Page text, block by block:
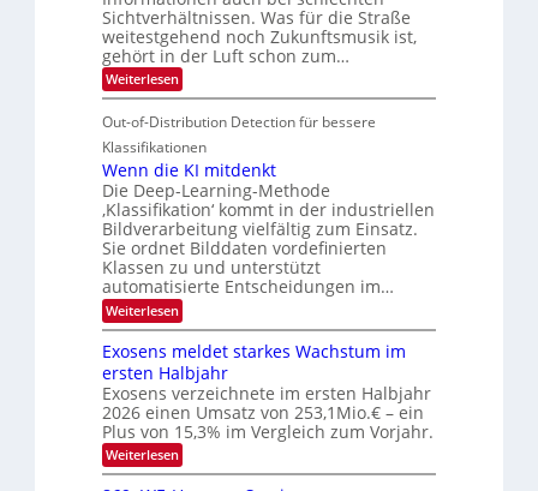
u
n
d
M
a
n
t
i
S
p
e
c
t
r
a
e
i
t
e
n
n
V
I
S
I
O
N
T
e
c
h
T
a
l
k
s
T
o
u
r
e
u
f
d
e
r
V
I
I
O
N
2
0
2
Sichtverhältnissen. Was für die Straße
weitestgehend noch Zukunftsmusik ist,
gehört in der Luft schon zum…
Weiterlesen:
S
c
h
r
l
a
n
d
e
n
Out-of-Distribution Detection für bessere
Klassifikationen
Wenn die KI mitdenkt
Die Deep-Learning-Methode
‚Klassifikation‘ kommt in der industriellen
Bildverarbeitung vielfältig zum Einsatz.
Sie ordnet Bilddaten vordefinierten
Klassen zu und unterstützt
automatisierte Entscheidungen im…
Weiterlesen:
W
n
n
d
i
e
K
I
m
Exosens meldet starkes Wachstum im
ersten Halbjahr
Exosens verzeichnete im ersten Halbjahr
2026 einen Umsatz von 253,1Mio.€ – ein
Plus von 15,3% im Vergleich zum Vorjahr.
Weiterlesen:
E
x